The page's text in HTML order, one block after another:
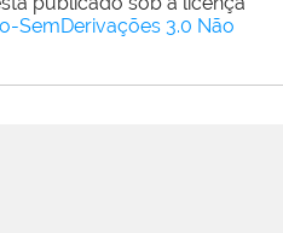
SemDerivações 3.0 Não